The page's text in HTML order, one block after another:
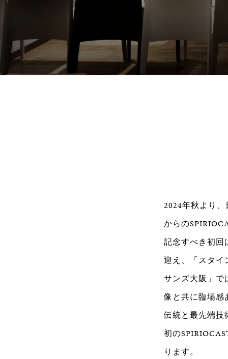
2024年秋より
からの
記念すべき初回
迎え、「スタイ
サンズ大阪」で
像と共に臨場感
伝統と最先端技
初の
ります。